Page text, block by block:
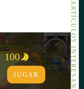
ARTÍCULOS INTERESANTES
100
JUGAR